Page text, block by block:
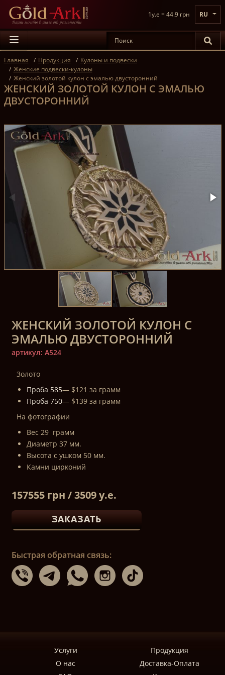
RU
1y.e = 44.9 грн
Главная Продукция
Кулоны и подвески
Женские подвески-кулоны
Женский золотой кулон с эмалью двусторонний
ЖЕНСКИЙ ЗОЛОТОЙ КУЛОН С ЭМАЛЬЮ
ДВУСТОРОННИЙ
ЖЕНСКИЙ ЗОЛОТОЙ КУЛОН С
ЭМАЛЬЮ ДВУСТОРОННИЙ
артикул: A524
Золото
Проба 585— $121 за грамм
Проба 750— $139 за грамм
На фотографии
Вес 29 грамм
Диаметр 37 мм.
Высота с ушком 50 мм.
Камни цирконий
157555 грн / 3509 у.е.
ЗАКАЗАТЬ
Быстрая обратная связь:
Услуги
Продукция
О нас
Доставка-Оплата